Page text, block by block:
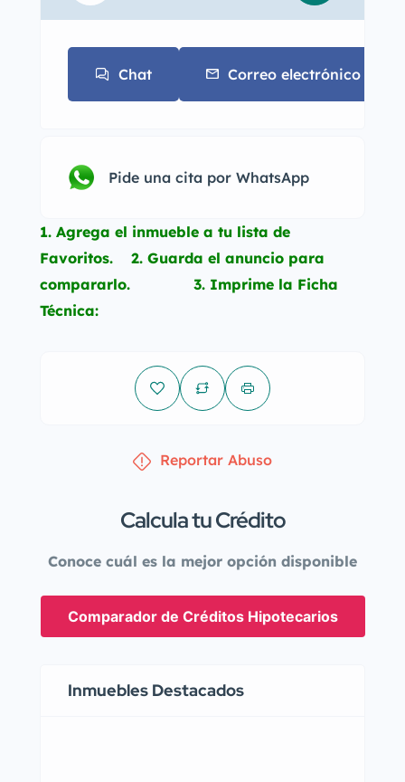
Chat Correo electrónico
Pide una cita por WhatsApp
1. Agrega el inmueble a tu lista de
Favoritos. 2. Guarda el anuncio para
compararlo. 3. Imprime la Ficha
Técnica:
Reportar Abuso
Calcula tu Crédito
Conoce cuál es la mejor opción disponible
Comparador de Créditos Hipotecarios
Inmuebles Destacados